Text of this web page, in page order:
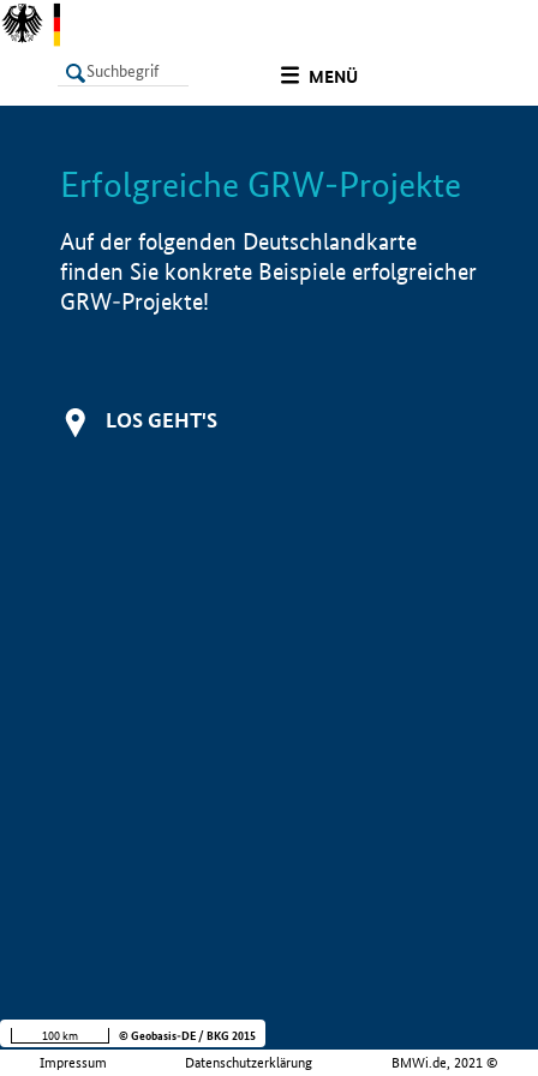
MENÜ
LISTE Info
Erfolgreiche GRW-Projekte
Auf der folgenden Deutschlandkarte
finden Sie konkrete Beispiele erfolgreicher
GRW-Projekte!
LOS GEHT'S
Impressum Datenschutzerklärung BMWi.de, 2021 ©
100 km © Geobasis-DE / BKG 2015